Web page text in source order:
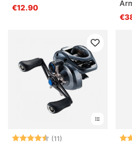
€12.90
Arvio: (11)
4.5 5:sta tähdestä